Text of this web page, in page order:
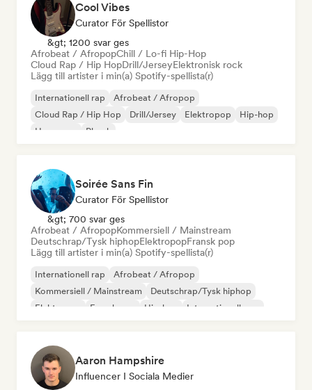
Cool Vibes
Curator För Spellistor
&gt; 1200 svar ges
Afrobeat / AfropopChill / Lo-fi Hip-Hop
Cloud Rap / Hip HopDrill/JerseyElektronisk rock
Lägg till artister i min(a) Spotify-spellista(r)
Internationell rap
Afrobeat / Afropop
Cloud Rap / Hip Hop
Drill/Jersey Elektropop
Hip-hop
Hyperpop
Phonk
Soirée Sans Fin
Curator För Spellistor
&gt; 700 svar ges
Afrobeat / AfropopKommersiell / Mainstream
Deutschrap/Tysk hiphopElektropopFransk pop
Lägg till artister i min(a) Spotify-spellista(r)
Internationell rap
Afrobeat / Afropop
Kommersiell / Mainstream
Deutschrap/Tysk hiphop
Elektropop
Fransk pop Hip-hop Internationell pop
Aaron Hampshire
Influencer I Sociala Medier